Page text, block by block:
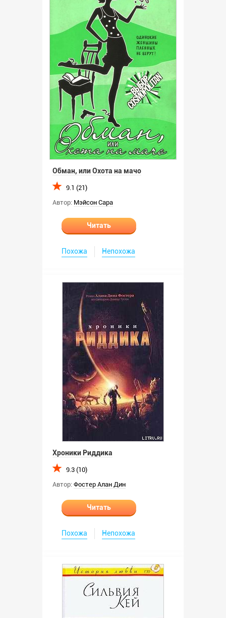
Обман, или Охота на мачо
9.1 (21)
Автор: Мэйсон Сара
Читать
Похожа Непохожа
Хроники Риддика
9.3 (10)
Автор: Фостер Алан Дин
Читать
Похожа Непохожа